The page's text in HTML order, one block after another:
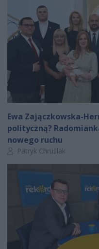
Ewa Zajączkowska-
polityczną?
nowego ruchu
Autor artykułu:
Patryk Chruślak